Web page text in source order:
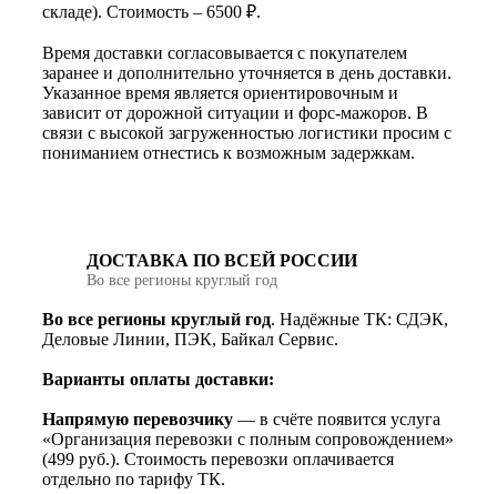
складе). Стоимость – 6500 ₽.
Время доставки согласовывается с покупателем
заранее и дополнительно уточняется в день доставки.
Указанное время является ориентировочным и
зависит от дорожной ситуации и форс-мажоров. В
связи с высокой загруженностью логистики просим с
пониманием отнестись к возможным задержкам.
ДОСТАВКА ПО ВСЕЙ РОССИИ
Во все регионы круглый год
Во все регионы круглый год. Надёжные ТК: СДЭК,
Деловые Линии, ПЭК, Байкал Сервис.
Варианты оплаты доставки:
Напрямую перевозчику — в счёте появится услуга
«Организация перевозки с полным сопровождением»
(499 руб.). Стоимость перевозки оплачивается
отдельно по тарифу ТК.